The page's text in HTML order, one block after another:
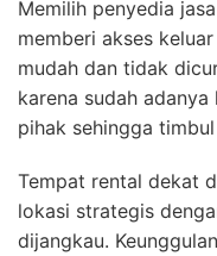
Memilih penyedia
memberi akses
mudah dan tidak
karena sudah
pihak sehingga
Tempat rental dekat
lokasi strategis
dijangkau.